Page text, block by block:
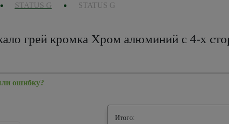
STATUS G STATUS G
грей кромка Хром алюминий с 4-х
ошибку?
Итого: